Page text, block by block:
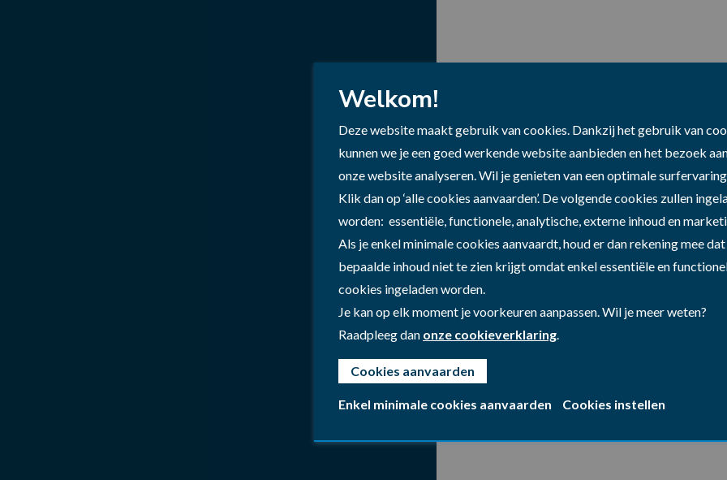
Jaaroverzicht 2022
Welkom!
Deze website maakt gebruik van cookies. Dankzij het gebruik van
kunnen we je een goed werkende website aanbieden en het bezoek
onze website analyseren. Wil je genieten van een optimale
Klik dan op ‘alle cookies aanvaarden’. De volgende cookies zullen
worden: essentiële, functionele, analytische, externe inhoud en
Als je enkel minimale cookies aanvaardt, houd er dan rekening mee
bepaalde inhoud niet te zien krijgt omdat enkel essentiële en
cookies ingeladen worden.
Je kan op elk moment je voorkeuren aanpassen. Wil je meer weten?
Raadpleeg dan onze cookieverklaring
Cookies aanvaarden
Enkel minimale cookies aanvaarden Cookies instellen